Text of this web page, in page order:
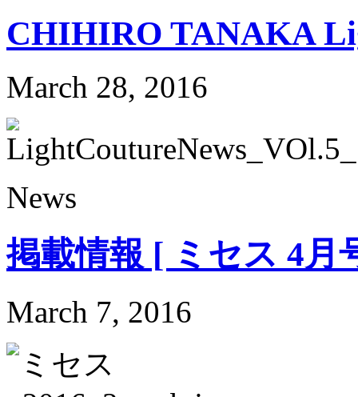
CHIHIRO TANAKA
March 28, 2016
News
掲載情報 [ ミセス 4月
March 7, 2016